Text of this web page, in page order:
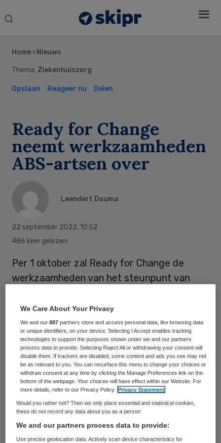
Search
Home › Nieuws
Thema: Ziekenhuiszorg
Opslaan Reageer nu Delen
Ready for Change
neemt werkzaamheden
ABS-artsen over
Leendert Douma
22 september 2022, 10:52
486 keer gelezen
Per 1 oktober zal Ready for Change de
werkzaamheden van het steunpunt van
ondersteuning en advies aan artsen met
verslaving of problematisch
middelengebruik. Daphne Kanner, directeur
Ready for Change en Astraia Rühl,
directeur KNMG, hebben op 21 september
de samenwerking ondertekend.
Dat meldt KNMG via haar website
for Change, een erkende ggz-instelling voor
Sidebar
We Care About Your Privacy
We and our887 partners store and access personal data, like browsing data
or unique identifiers, on your device. Selecting I Accept enables tracking
technologies to support the purposes shown under we and our partners
process data to provide. Selecting Reject All or withdrawing your consent will
disable them. If trackers are disabled, some content and ads you see may not
be as relevant to you. You can resurface this menu to change your choices or
withdraw consent at any time by clicking the Manage Preferences link on the
bottom of the webpage. Your choices will have effect within our Website. For
more details, refer to our Privacy Policy.
Privacy Statement
Would you rather not? Then we only place essential and statistical cookies,
these do not record any data about you as a person
We and our partners process data to provide:
Use precise geolocation data. Actively scan device characteristics for